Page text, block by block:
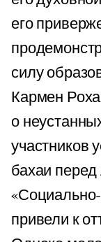
его
силу
Кармен
о
участников
бахаи
привели к